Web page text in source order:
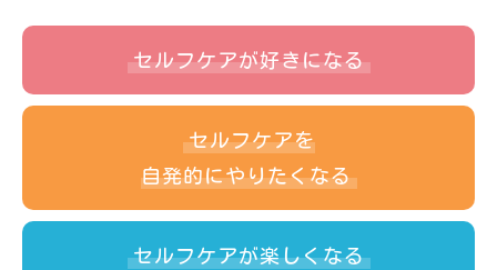
セルフケアが好きになる
セルフケアを
自発的にやりたくなる
セルフケアが楽しくなる